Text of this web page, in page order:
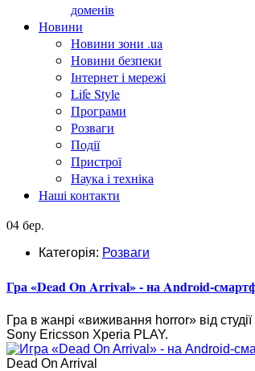
доменів
Новини
Новини зони .ua
Новини безпеки
Інтернет і мережі
Life Style
Програми
Розваги
Події
Пристрої
Наука і техніка
Наші контакти
04 бер.
Категорія: Розваги
Гра «Dead On Arrival» - на Android-
Гра в жанрі «виживання horror» від
Sony Ericsson Xperia PLAY.
Dead On Arrival